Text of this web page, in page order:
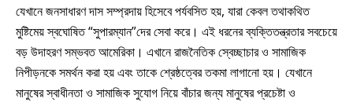
যেখানে জনসাধারণ দাস সম্প্রদায় হিসেবে পর্যবসিত হয়, যারা কেবল তথাকথিত
মুষ্টিমেয় স্বঘোষিত “সুপারম্যান”দের সেবা করে। এই ধরনের ব্যক্তিতন্ত্রতার সবচেয়ে
বড় উদাহরণ সম্ভবত আমেরিকা। এখানে রাজনৈতিক স্বেচ্ছাচার ও সামাজিক
নিপীড়নকে সমর্থন করা হয় এবং তাকে শ্রেষ্ঠত্বের তকমা লাগানো হয়। যেখানে
মানুষের স্বাধীনতা ও সামাজিক সুযোগ নিয়ে বাঁচার জন্য মানুষের প্রচেষ্টা ও